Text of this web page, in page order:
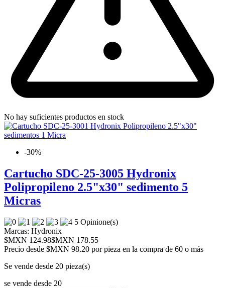
No hay suficientes productos en stock
-30%
Cartucho SDC-25-3005 Hydronix
Polipropileno 2.5"x30" sedimento 5
Micras
5 Opinione(s)
Marcas: Hydronix
$MXN 124.98$MXN 178.55
Precio desde $MXN 98.20 por pieza en la compra de 60 o más
Se vende desde 20 pieza(s)
se vende desde 20